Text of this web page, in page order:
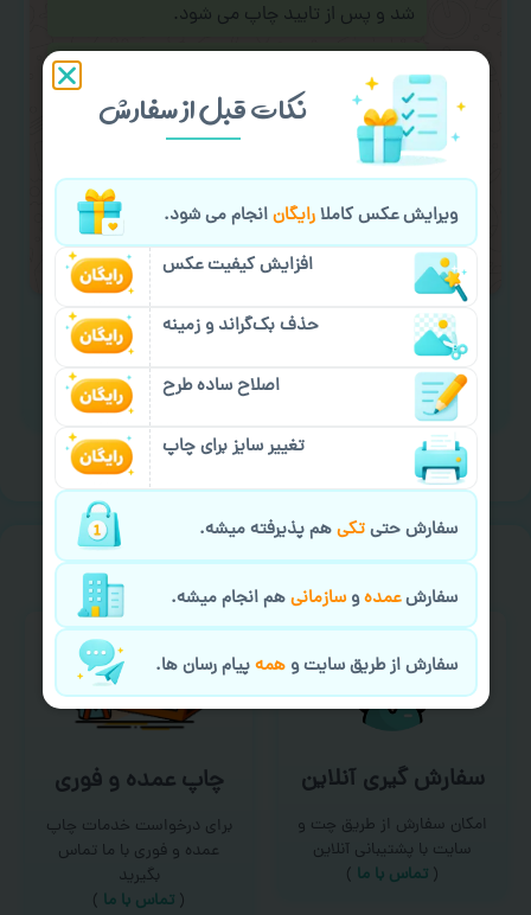
شد و پس از تایید چاپ می شود.
کردن متن و عکس) یا هماهنگی ارسال و یا
کادو کردن سفارش
با اپراتو عکسچاپ هماهنگی
لازم را انجام دهید.
ایمیل جهت ثبت یا پیگیری سفارش:
aks4chap.com@gmail.com
برای ارسال پیام کلیک کنید
خیالت راحت ازسفارش گیری
سفارش گیری آنلاین
امکان سفارش از طریق چت و
سایت با پشتیبانی آنلاین
( تماس با ما‌ )
چاپ عمده و فوری
برای درخواست خدمات چاپ
عمده و فوری با ما تماس
بگیرید
( تماس با ما )
نکات قبل از سفارش
ویرایش عکس کاملارایگانانجام می شود.
افزایش کیفیت عکس
حذف بک‌گراند و زمینه
اصلاح ساده طرح
تغییر سایز برای چاپ
سفارش حتیتکیهم پذیرفته میشه.
سفارشعمدهوسازمانیهم انجام میشه.
سفارش از طریق سایت وهمهپیام رسان ها.